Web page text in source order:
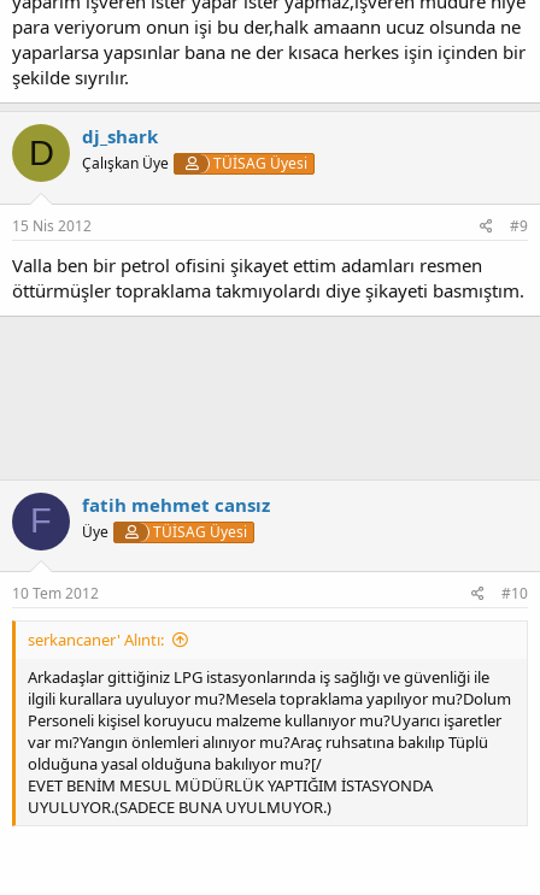
para veriyorum onun işi bu der,halk amaann ucuz olsunda ne
yaparlarsa yapsınlar bana ne der kısaca herkes işin içinden bir
şekilde sıyrılır.
D dj_shark
Çalışkan Üye TÜİSAG Üyesi
15 Nis 2012 #9
Valla ben bir petrol ofisini şikayet ettim adamları resmen
öttürmüşler topraklama takmıyolardı diye şikayeti basmıştım.
F fatih mehmet cansız
Üye TÜİSAG Üyesi
10 Tem 2012 #10
serkancaner' Alıntı:
Arkadaşlar gittiğiniz LPG istasyonlarında iş sağlığı ve güvenliği ile
ilgili kurallara uyuluyor mu?Mesela topraklama yapılıyor mu?Dolum
Personeli kişisel koruyucu malzeme kullanıyor mu?Uyarıcı işaretler
var mı?Yangın önlemleri alınıyor mu?Araç ruhsatına bakılıp Tüplü
olduğuna yasal olduğuna bakılıyor mu?[/
EVET BENİM MESUL MÜDÜRLÜK YAPTIĞIM İSTASYONDA
UYULUYOR.(SADECE BUNA UYULMUYOR.)